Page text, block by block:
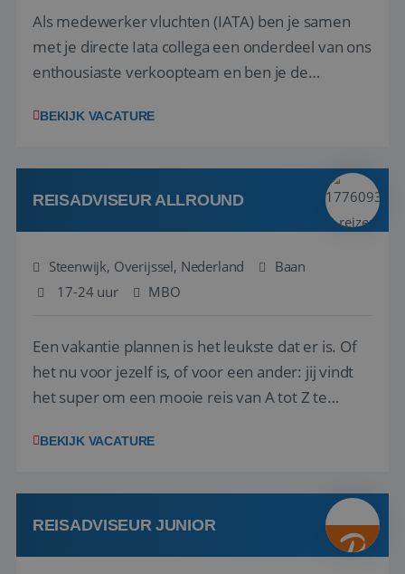
Als medewerker vluchten (IATA) ben je samen
met je directe Iata collega een onderdeel van ons
enthousiaste verkoopteam en ben je de
en tarieven waar je collega’s niet uitkomen.
kwaliteitsbewaking van alles wat met IATA te m...
BEKIJK VACATURE
REISADVISEUR ALLROUND
Steenwijk, Overijssel, Nederland
Baan
17-24 uur
MBO
Een vakantie plannen is het leukste dat er is. Of
het nu voor jezelf is, of voor een ander: jij vindt
het super om een mooie reis van A tot Z te
vakantiegangers de meest prachtige plekjes op
werken: of het nu gaat om vragen ...
BEKIJK VACATURE
REISADVISEUR JUNIOR